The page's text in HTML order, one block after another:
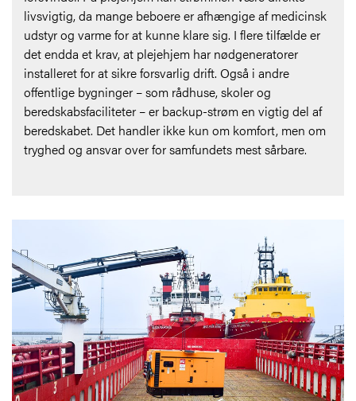
livsvigtig, da mange beboere er afhængige af medicinsk
udstyr og varme for at kunne klare sig. I flere tilfælde er
det endda et krav, at plejehjem har nødgeneratorer
installeret for at sikre forsvarlig drift. Også i andre
offentlige bygninger – som rådhuse, skoler og
beredskabsfaciliteter – er backup-strøm en vigtig del af
beredskabet. Det handler ikke kun om komfort, men om
tryghed og ansvar over for samfundets mest sårbare.